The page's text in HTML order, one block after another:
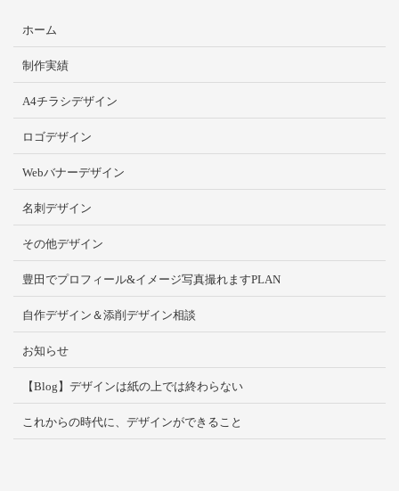
ホーム
制作実績
A4チラシデザイン
ロゴデザイン
Webバナーデザイン
名刺デザイン
その他デザイン
豊田でプロフィール&イメージ写真撮れますPLAN
自作デザイン＆添削デザイン相談
お知らせ
【Blog】デザインは紙の上では終わらない
これからの時代に、デザインができること